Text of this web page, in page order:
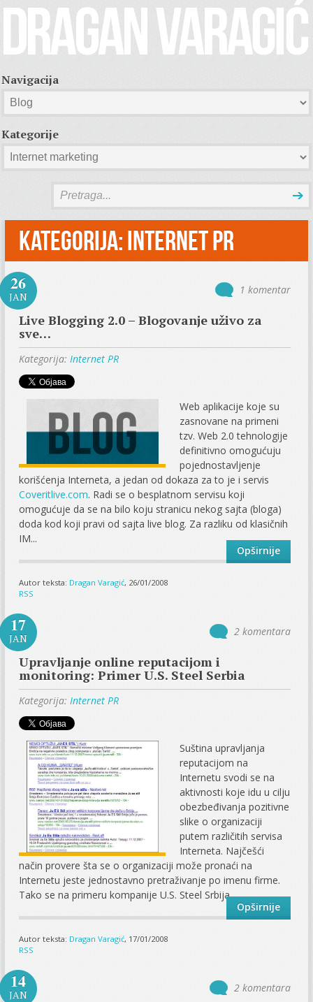
Navigacija
Kategorije
Kategorija:Internet PR
26
JAN
1 komentar
Live Blogging 2.0 – Blogovanje uživo za
sve…
Kategorija: Internet PR
Web aplikacije koje su
zasnovane na primeni
tzv. Web 2.0 tehnologije
definitivno omogućuju
pojednostavljenje
korišćenja Interneta, a jedan od dokaza za to je i servis
Coveritlive.com. Radi se o besplatnom servisu koji
omogućuje da se na bilo koju stranicu nekog sajta (bloga)
doda kod koji pravi od sajta live blog. Za razliku od klasičnih
IM...
Opširnije
Autor teksta: Dragan Varagić, 26/01/2008
RSS
17
JAN
2 komentara
Upravljanje online reputacijom i
monitoring: Primer U.S. Steel Serbia
Kategorija:Internet PR
Suština upravljanja
reputacijom na
Internetu svodi se na
aktivnosti koje idu u cilju
obezbeđivanja pozitivne
slike o organizaciji
putem različitih servisa
Interneta. Najčešći
način provere šta se o organizaciji može pronaći na
Internetu jeste jednostavno pretraživanje po imenu firme.
Tako se na primeru kompanije U.S. Steel Srbija...
Opširnije
Autor teksta: Dragan Varagić, 17/01/2008
RSS
14
JAN
2 komentara